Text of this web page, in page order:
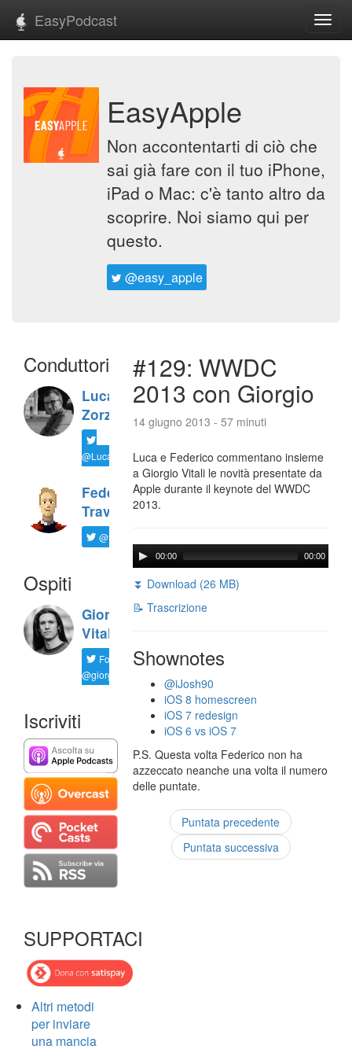
EasyPodcast
EasyApple
Non accontentarti di ciò che
sai già fare con il tuo iPhone,
iPad o Mac: c'è tanto altro da
scoprire. Noi siamo qui per
questo.
@easy_apple
Conduttori
Luca
Zorzi
@LucaTNT
Federico
Travaini
@ftrava
Ospiti
Giorgio
Vitali
Follow
@giorgio__vit
Iscriviti
SUPPORTACI
Altri metodi
per inviare
una mancia
#129: WWDC
2013 con Giorgio
14 giugno 2013 - 57 minuti
Luca e Federico commentano insieme
a Giorgio Vitali le novità presentate da
Apple durante il keynote del WWDC
2013.
00:00 00:00
⏬ Download (26 MB)
📝 Trascrizione
Shownotes
@iJosh90
iOS 8 homescreen
iOS 7 redesign
iOS 6 vs iOS 7
P.S. Questa volta Federico non ha
azzeccato neanche una volta il numero
delle puntate.
Puntata precedente
Puntata successiva